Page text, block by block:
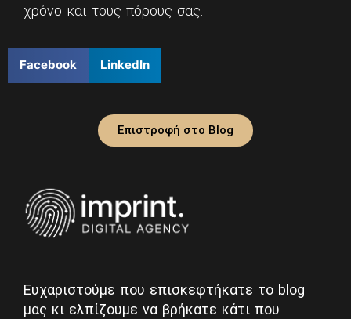
χρόνο και τους πόρους σας.
Facebook LinkedIn
Επιστροφή στο Blog
Ευχαριστούμε που επισκεφτήκατε το blog
μας κι ελπίζουμε να βρήκατε κάτι που